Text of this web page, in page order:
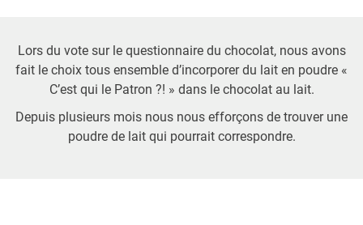
Lors du vote sur le questionnaire du chocolat, nous avons
fait le choix tous ensemble d’incorporer du lait en poudre «
C’est qui le Patron ?! » dans le chocolat au lait.
Depuis plusieurs mois nous nous efforçons de trouver une
poudre de lait qui pourrait correspondre.